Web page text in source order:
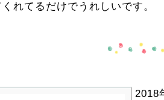
れてるだけでうれしいです。
2018